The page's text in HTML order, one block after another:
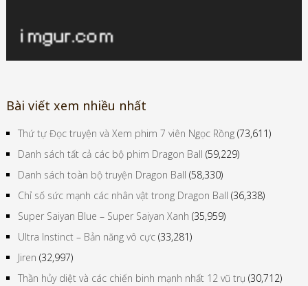
Bài viết xem nhiều nhất
Thứ tự Đọc truyện và Xem phim 7 viên Ngọc Rồng (73,611)
Danh sách tất cả các bộ phim Dragon Ball (59,229)
Danh sách toàn bộ truyện Dragon Ball (58,330)
Chỉ số sức mạnh các nhân vật trong Dragon Ball (36,338)
Super Saiyan Blue – Super Saiyan Xanh (35,959)
Ultra Instinct – Bản năng vô cực (33,281)
Jiren (32,997)
Thần hủy diệt và các chiến binh mạnh nhất 12 vũ trụ (30,712)